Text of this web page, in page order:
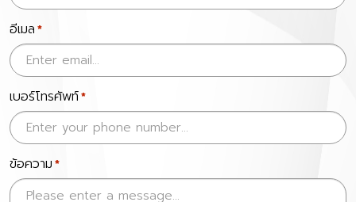
อีเมล *
เบอร์โทรศัพท์*
ข้อความ *